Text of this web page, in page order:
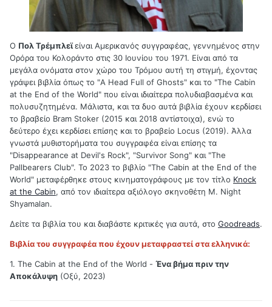
Ο Πολ Τρέμπλεϊείναι Αμερικανός συγγραφέας, γεννημένος στην
Ορόρα του Κολοράντο στις 30 Ιουνίου του 1971. Είναι από τα
μεγάλα ονόματα στον χώρο του Τρόμου αυτή τη στιγμή, έχοντας
γράψει βιβλία όπως το "A Head Full of Ghosts" και το "The Cabin
at the End of the World" που είναι ιδιαίτερα πολυδιαβασμένα και
πολυσυζητημένα. Μάλιστα, και τα δυο αυτά βιβλία έχουν κερδίσει
το βραβείο Bram Stoker (2015 και 2018 αντίστοιχα), ενώ το
δεύτερο έχει κερδίσει επίσης και το βραβείο Locus (2019). Άλλα
γνωστά μυθιστορήματα του συγγραφέα είναι επίσης τα
"Disappearance at Devil's Rock", "Survivor Song" και "The
Pallbearers Club". Το 2023 το βιβλίο "The Cabin at the End of the
World" μεταφέρθηκε στους κινηματογράφους με τον τίτλο Knock
at the Cabin, από τον ιδιαίτερα αξιόλογο σκηνοθέτη M. Night
Shyamalan.
Δείτε τα βιβλία του και διαβάστε κριτικές για αυτά, στο Goodreads.
Βιβλία του συγγραφέα που έχουν μεταφραστεί στα ελληνικά:
1. The Cabin at the End of the World - Ένα βήμα πριν την
Αποκάλυψη (Οξύ, 2023)